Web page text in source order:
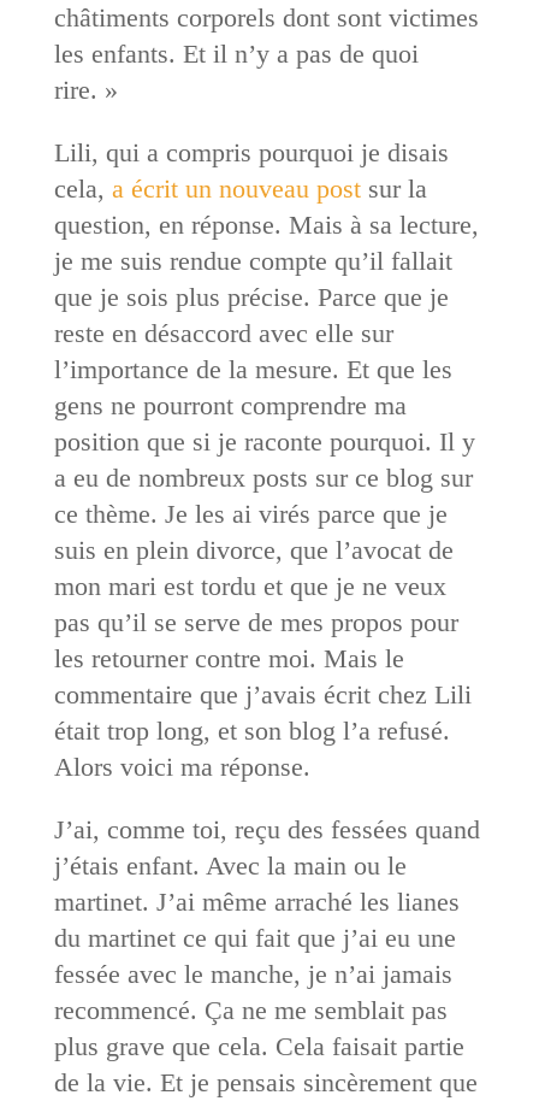
châtiments corporels dont sont victimes
les enfants. Et il n’y a pas de quoi
rire. »
Lili, qui a compris pourquoi je disais
cela, a écrit un nouveau postsur la
question, en réponse. Mais à sa lecture,
je me suis rendue compte qu’il fallait
que je sois plus précise. Parce que je
reste en désaccord avec elle sur
l’importance de la mesure. Et que les
gens ne pourront comprendre ma
position que si je raconte pourquoi. Il y
a eu de nombreux posts sur ce blog sur
ce thème. Je les ai virés parce que je
suis en plein divorce, que l’avocat de
mon mari est tordu et que je ne veux
pas qu’il se serve de mes propos pour
les retourner contre moi. Mais le
commentaire que j’avais écrit chez Lili
était trop long, et son blog l’a refusé.
Alors voici ma réponse.
J’ai, comme toi, reçu des fessées quand
j’étais enfant. Avec la main ou le
martinet. J’ai même arraché les lianes
du martinet ce qui fait que j’ai eu une
fessée avec le manche, je n’ai jamais
recommencé. Ça ne me semblait pas
plus grave que cela. Cela faisait partie
de la vie. Et je pensais sincèrement que